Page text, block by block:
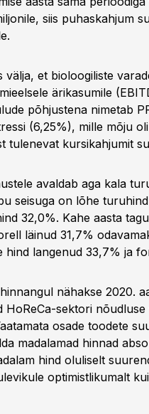
siis puhaskahjum
välja, et bioloogiliste
ärikasumile
põhjustena nimetab
(6,25%), mille mõju
tulenevat kursikahjumit
avaldab aga kala
seisuga on lõhe
32,0%. Kahe aasta
läinud 31,7%
hind langenud 33,7% ja
nähakse 2020.
HoReCa-sektori
osade toodete
madalamad hinnad
hind oluliselt
optimistlikumalt